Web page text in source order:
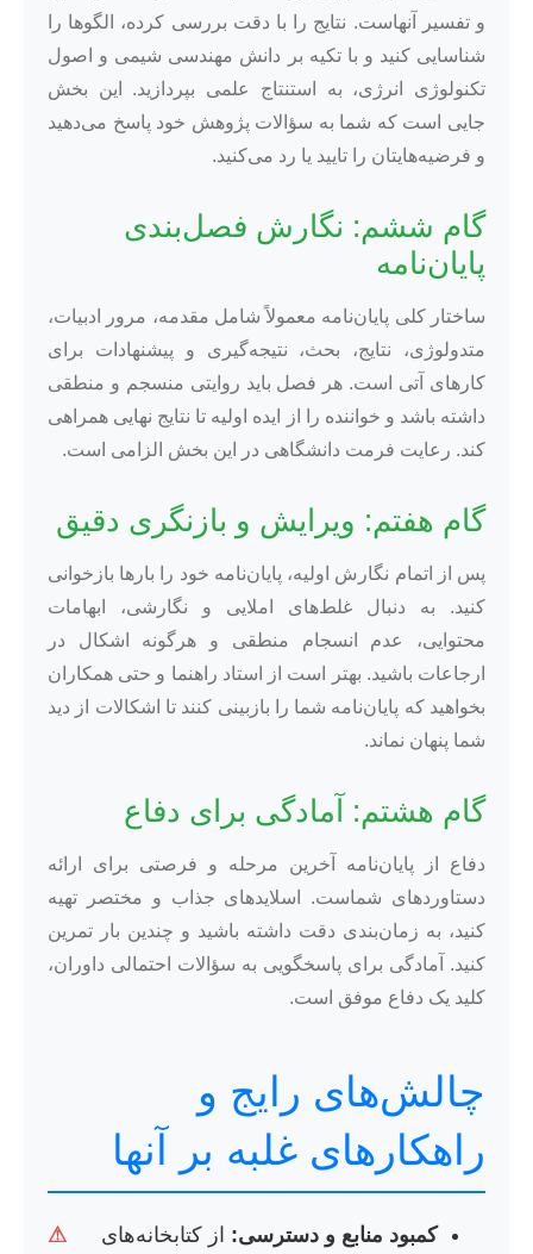
و تفسیر آنهاست. نتایج را با دقت بررسی کرده، الگوها را
شناسایی کنید و با تکیه بر دانش مهندسی شیمی و اصول
تکنولوژی انرژی، به استنتاج علمی بپردازید. این بخش
جایی است که شما به سؤالات پژوهش خود پاسخ می‌دهید
و فرضیه‌هایتان را تایید یا رد می‌کنید.
گام ششم: نگارش فصل‌بندی
پایان‌نامه
ساختار کلی پایان‌نامه معمولاً شامل مقدمه، مرور ادبیات،
متدولوژی، نتایج، بحث، نتیجه‌گیری و پیشنهادات برای
کارهای آتی است. هر فصل باید روایتی منسجم و منطقی
داشته باشد و خواننده را از ایده اولیه تا نتایج نهایی همراهی
کند. رعایت فرمت دانشگاهی در این بخش الزامی است.
گام هفتم: ویرایش و بازنگری دقیق
پس از اتمام نگارش اولیه، پایان‌نامه خود را بارها بازخوانی
کنید. به دنبال غلط‌های املایی و نگارشی، ابهامات
محتوایی، عدم انسجام منطقی و هرگونه اشکال در
ارجاعات باشید. بهتر است از استاد راهنما و حتی همکاران
بخواهید که پایان‌نامه شما را بازبینی کنند تا اشکالات از دید
شما پنهان نماند.
گام هشتم: آمادگی برای دفاع
دفاع از پایان‌نامه آخرین مرحله و فرصتی برای ارائه
دستاوردهای شماست. اسلایدهای جذاب و مختصر تهیه
کنید، به زمان‌بندی دقت داشته باشید و چندین بار تمرین
کنید. آمادگی برای پاسخگویی به سؤالات احتمالی داوران،
کلید یک دفاع موفق است.
چالش‌های رایج و
راهکارهای غلبه بر آنها
⚠ کمبود منابع و دسترسی: از کتابخانه‌های